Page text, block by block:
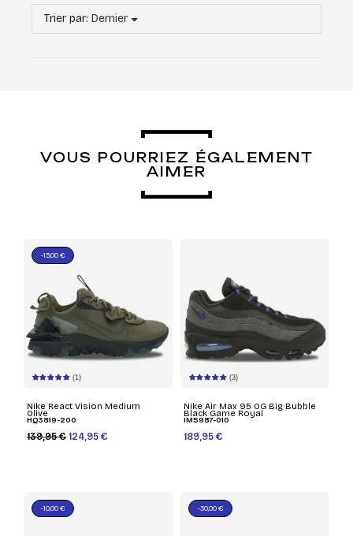
Trier par: Dernier
VOUS POURRIEZ ÉGALEMENT
AIMER
(1)
Nike React Vision Medium
Olive
HQ3819-200
139,95 € 124,95 €
-15,00 €
(3)
Nike Air Max 95 OG Big Bubble
Black Game Royal
IM5987-010
189,95 €
-10,00 € -30,00 €